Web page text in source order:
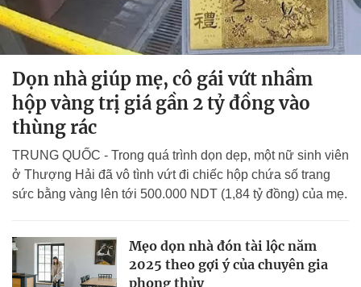
Dọn nhà giúp mẹ, cô gái vứt nhầm
hộp vàng trị giá gần 2 tỷ đồng vào
thùng rác
TRUNG QUỐC - Trong quá trình dọn dẹp, một nữ sinh viên
ở Thượng Hải đã vô tình vứt đi chiếc hộp chứa số trang
sức bằng vàng lên tới 500.000 NDT (1,84 tỷ đồng) của mẹ.
Mẹo dọn nhà đón tài lộc năm
2025 theo gợi ý của chuyên gia
phong thủy